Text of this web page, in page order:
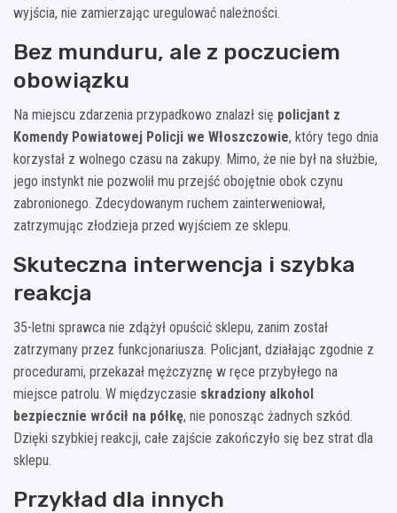
wyjścia, nie zamierzając uregulować należności.
Bez munduru, ale z poczuciem
obowiązku
Na miejscu zdarzenia przypadkowo znalazł się policjant z
Komendy Powiatowej Policji we Włoszczowie, który tego dnia
korzystał z wolnego czasu na zakupy. Mimo, że nie był na służbie,
jego instynkt nie pozwolił mu przejść obojętnie obok czynu
zabronionego. Zdecydowanym ruchem zainterweniował,
zatrzymując złodzieja przed wyjściem ze sklepu.
Skuteczna interwencja i szybka
reakcja
35-letni sprawca nie zdążył opuścić sklepu, zanim został
zatrzymany przez funkcjonariusza. Policjant, działając zgodnie z
procedurami, przekazał mężczyznę w ręce przybyłego na
miejsce patrolu. W międzyczasie skradziony alkohol
bezpiecznie wrócił na półkę, nie ponosząc żadnych szkód.
Dzięki szybkiej reakcji, całe zajście zakończyło się bez strat dla
sklepu.
Przykład dla innych